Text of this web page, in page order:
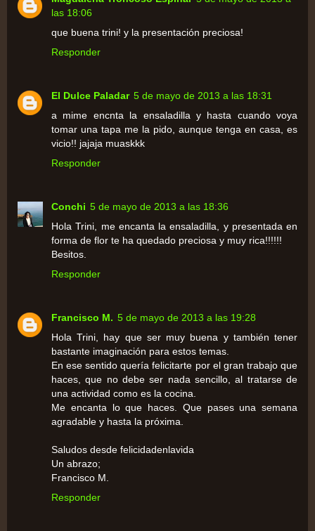
las 18:06
que buena trini! y la presentación preciosa!
Responder
El Dulce Paladar 5 de mayo de 2013 a las 18:31
a mime encnta la ensaladilla y hasta cuando voya
tomar una tapa me la pido, aunque tenga en casa, es
vicio!! jajaja muaskkk
Responder
Conchi 5 de mayo de 2013 a las 18:36
Hola Trini, me encanta la ensaladilla, y presentada en
forma de flor te ha quedado preciosa y muy rica!!!!!!
Besitos.
Responder
Francisco M. 5 de mayo de 2013 a las 19:28
Hola Trini, hay que ser muy buena y también tener
bastante imaginación para estos temas.
En ese sentido quería felicitarte por el gran trabajo que
haces, que no debe ser nada sencillo, al tratarse de
una actividad como es la cocina.
Me encanta lo que haces. Que pases una semana
agradable y hasta la próxima.
Saludos desde felicidadenlavida
Un abrazo;
Francisco M.
Responder